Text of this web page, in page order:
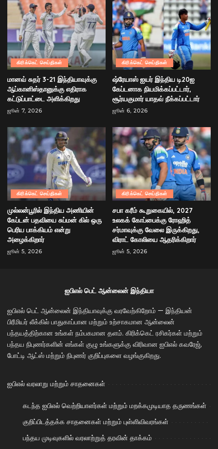
கிரிக்கெட் செய்திகள்
மானவ் சுதர் 3-21 இந்தியாவுக்கு
ஆப்கானிஸ்தானுக்கு எதிராக
கட்டுப்பாட்டை அளிக்கிறது
ஜூன் 7, 2026
கிரிக்கெட் செய்திகள்
ஷ்ரேயாஸ் ஐயர் இந்திய டி20ஐ
கேப்டனாக நியமிக்கப்பட்டார்,
சூர்யகுமார் யாதவ் நீக்கப்பட்டார்
ஜூன் 6, 2026
கிரிக்கெட் செய்திகள்
முல்லன்பூரில் இந்திய அணியின்
கேப்டன் பதவியை சுப்மன் கில் ஒரு
பெரிய பாக்கியம் என்று
அழைக்கிறார்
ஜூன் 5, 2026
கிரிக்கெட் செய்திகள்
சபா கரீம் கூறுகையில், 2027
உலகக் கோப்பைக்கு ரோஹித்
சர்மாவுக்கு வேலை இருக்கிறது,
விராட் கோலியை ஆதரிக்கிறார்
ஜூன் 5, 2026
ஐபிஎல் பெட் ஆன்லைன் இந்தியா
ஐபிஎல் பெட் ஆன்லைன் இந்தியாவுக்கு வரவேற்கிறோம் — இந்தியன்
பிரீமியர் லீக்கில் பாதுகாப்பான மற்றும் உற்சாகமான ஆன்லைன்
பந்தயத்திற்கான உங்கள் நம்பகமான தளம். கிரிக்கெட் ரசிகர்கள் மற்றும்
பந்தய நிபுணர்களின் எங்கள் குழு உங்களுக்கு விரிவான ஐபிஎல் கவரேஜ்,
போட்டி ஆட்ஸ் மற்றும் நிபுணர் குறிப்புகளை வழங்குகிறது.
ஐபிஎல் வரலாறு மற்றும் சாதனைகள்
கடந்த ஐபிஎல் வெற்றியாளர்கள் மற்றும் மறக்கமுடியாத தருணங்கள்
குறிப்பிடத்தக்க சாதனைகள் மற்றும் புள்ளிவிவரங்கள்
பந்தய முடிவுகளில் வரலாற்றுத் தரவின் தாக்கம்